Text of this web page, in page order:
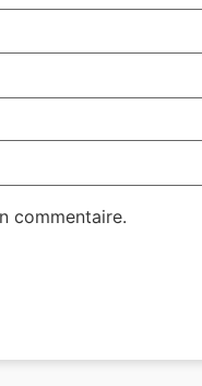
commentaire.